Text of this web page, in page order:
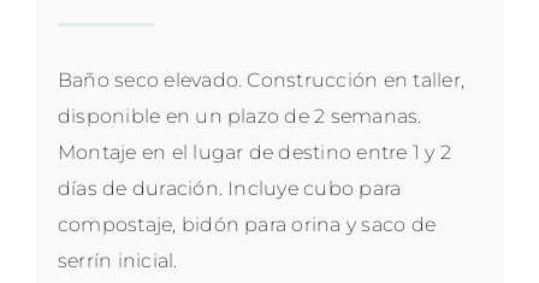
Baño seco elevado. Construcción en taller,
disponible en un plazo de 2 semanas.
Montaje en el lugar de destino entre 1 y 2
días de duración. Incluye cubo para
compostaje, bidón para orina y saco de
serrín inicial.